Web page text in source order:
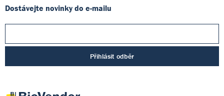
Dostávejte novinky do e-mailu
Přihlásit odběr